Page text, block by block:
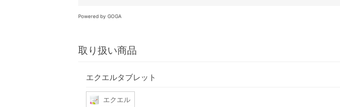
Powered by GOGA
取り扱い商品
エクエルタブレット
エクエル